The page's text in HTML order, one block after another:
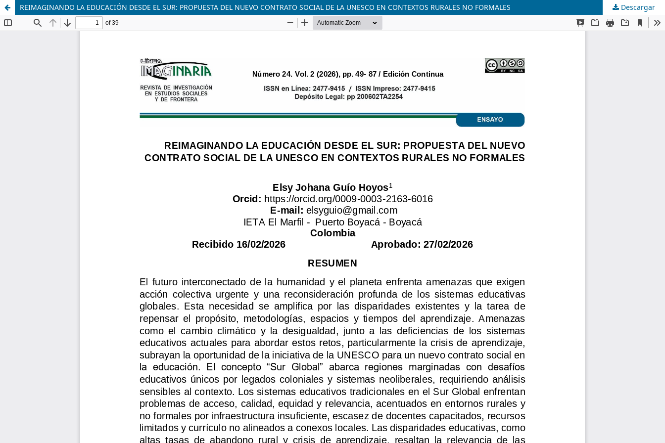
REIMAGINANDO LA EDUCACIÓN DESDE EL SUR: PROPUESTA DEL NUEVO CONTRATO SOCIAL DE LA UNESCO EN CONTEXTOS RURALES NO FORMALES Descargar